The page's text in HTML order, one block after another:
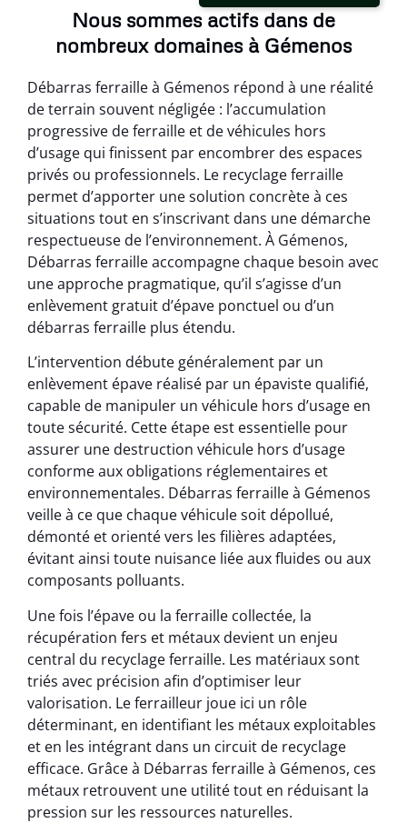
Nous sommes actifs dans de
nombreux domaines à Gémenos
Débarras ferraille à Gémenos répond à une réalité
de terrain souvent négligée : l’accumulation
progressive de ferraille et de véhicules hors
d’usage qui finissent par encombrer des espaces
privés ou professionnels. Le recyclage ferraille
permet d’apporter une solution concrète à ces
situations tout en s’inscrivant dans une démarche
respectueuse de l’environnement. À Gémenos,
Débarras ferraille accompagne chaque besoin avec
une approche pragmatique, qu’il s’agisse d’un
enlèvement gratuit d’épave ponctuel ou d’un
débarras ferraille plus étendu.
L’intervention débute généralement par un
enlèvement épave réalisé par un épaviste qualifié,
capable de manipuler un véhicule hors d’usage en
toute sécurité. Cette étape est essentielle pour
assurer une destruction véhicule hors d’usage
conforme aux obligations réglementaires et
environnementales. Débarras ferraille à Gémenos
veille à ce que chaque véhicule soit dépollué,
démonté et orienté vers les filières adaptées,
évitant ainsi toute nuisance liée aux fluides ou aux
composants polluants.
Une fois l’épave ou la ferraille collectée, la
récupération fers et métaux devient un enjeu
central du recyclage ferraille. Les matériaux sont
triés avec précision afin d’optimiser leur
valorisation. Le ferrailleur joue ici un rôle
déterminant, en identifiant les métaux exploitables
et en les intégrant dans un circuit de recyclage
efficace. Grâce à Débarras ferraille à Gémenos, ces
métaux retrouvent une utilité tout en réduisant la
pression sur les ressources naturelles.